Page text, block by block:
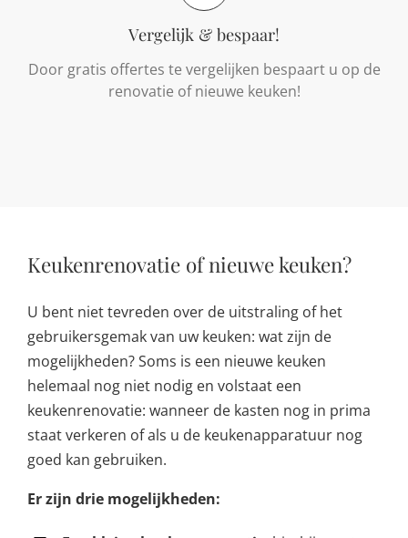
Vergelijk & bespaar!
Door gratis offertes te vergelijken bespaart u op de
renovatie of nieuwe keuken!
Keukenrenovatie of nieuwe keuken?
U bent niet tevreden over de uitstraling of het
gebruikersgemak van uw keuken: wat zijn de
mogelijkheden? Soms is een nieuwe keuken
helemaal nog niet nodig en volstaat een
keukenrenovatie: wanneer de kasten nog in prima
staat verkeren of als u de keukenapparatuur nog
goed kan gebruiken.
Er zijn drie mogelijkheden: